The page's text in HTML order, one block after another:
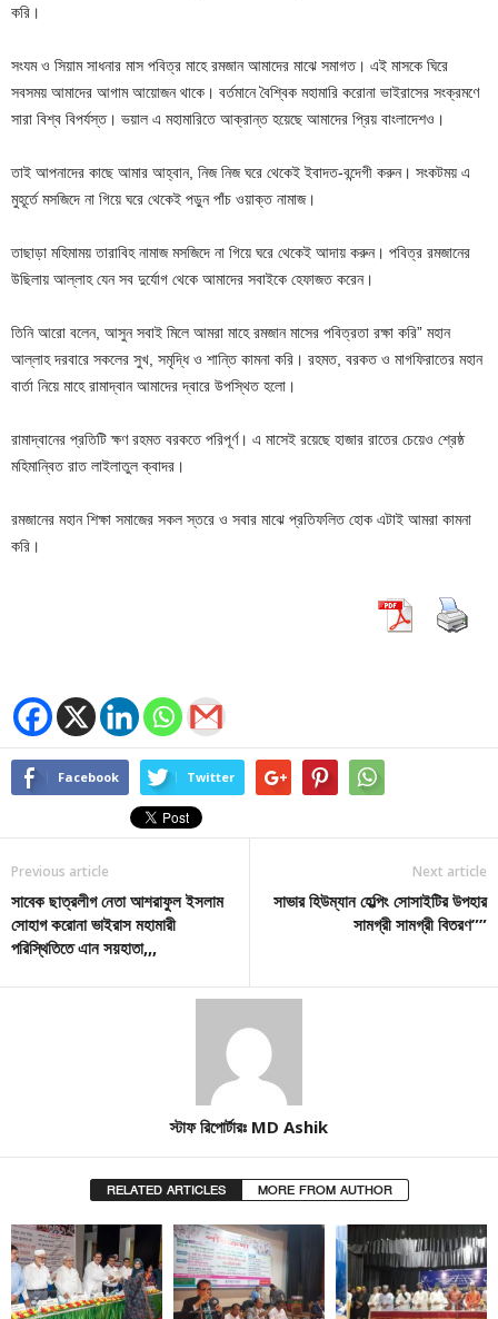
করি।
সংযম ও সিয়াম সাধনার মাস পবিত্র মাহে রমজান আমাদের মাঝে সমাগত। এই মাসকে ঘিরে
সবসময় আমাদের আগাম আয়োজন থাকে। বর্তমানে বৈশ্বিক মহামারি করোনা ভাইরাসের সংক্রমণে
সারা বিশ্ব বিপর্যস্ত। ভয়াল এ মহামারিতে আক্রান্ত হয়েছে আমাদের প্রিয় বাংলাদেশও।
তাই আপনাদের কাছে আমার আহ্বান, নিজ নিজ ঘরে থেকেই ইবাদত-বন্দেগী করুন। সংকটময় এ
মুহূর্তে মসজিদে না গিয়ে ঘরে থেকেই পড়ুন পাঁচ ওয়াক্ত নামাজ।
তাছাড়া মহিমাময় তারাবিহ নামাজ মসজিদে না গিয়ে ঘরে থেকেই আদায় করুন। পবিত্র রমজানের
উছিলায় আল্লাহ যেন সব দুর্যোগ থেকে আমাদের সবাইকে হেফাজত করেন।
তিনি আরো বলেন, আসুন সবাই মিলে আমরা মাহে রমজান মাসের পবিত্রতা রক্ষা করি” মহান
আল্লাহ দরবারে সকলের সুখ, সমৃদ্ধি ও শান্তি কামনা করি। রহমত, বরকত ও মাগফিরাতের মহান
বার্তা নিয়ে মাহে রামাদ্বান আমাদের দ্বারে উপস্থিত হলো।
রামাদ্বানের প্রতিটি ক্ষণ রহমত বরকতে পরিপূর্ণ। এ মাসেই রয়েছে হাজার রাতের চেয়েও শ্রেষ্ঠ
মহিমান্বিত রাত লাইলাতুল ক্বাদর।
রমজানের মহান শিক্ষা সমাজের সকল স্তরে ও সবার মাঝে প্রতিফলিত হোক এটাই আমরা কামনা
করি।
Facebook Twitter
Previous article
সাবেক ছাত্রলীগ নেতা আশরাফুল ইসলাম
সোহাগ করোনা ভাইরাস মহামারী
পরিস্থিতিতে এান সয়হাতা,,,
Next article
সাভার হিউম্যান হেল্পিং সোসাইটির উপহার
সামগ্রী সামগ্রী বিতরণ””
স্টাফ রিপোর্টারঃ MD Ashik
RELATED ARTICLES MORE FROM AUTHOR